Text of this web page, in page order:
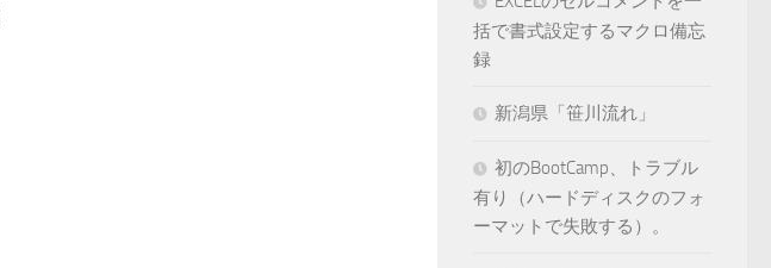
括で書式設定するマクロ備忘
録
新潟県「笹川流れ」
初のBootCamp、トラブル
有り（ハードディスクのフォ
ーマットで失敗する）。